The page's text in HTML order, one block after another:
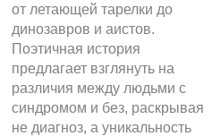
от летающей тарелки до
динозавров и аистов.
Поэтичная история
предлагает взглянуть на
различия между людьми с
синдромом и без, раскрывая
не диагноз, а уникальность